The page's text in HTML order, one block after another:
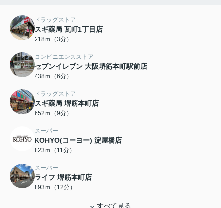
ドラッグストア
スギ薬局 瓦町1丁目店
218ｍ（3分）
コンビニエンスストア
セブンイレブン 大阪堺筋本町駅前店
438ｍ（6分）
ドラッグストア
スギ薬局 堺筋本町店
652ｍ（9分）
スーパー
KOHYO(コーヨー) 淀屋橋店
823ｍ（11分）
スーパー
ライフ 堺筋本町店
893ｍ（12分）
すべて見る